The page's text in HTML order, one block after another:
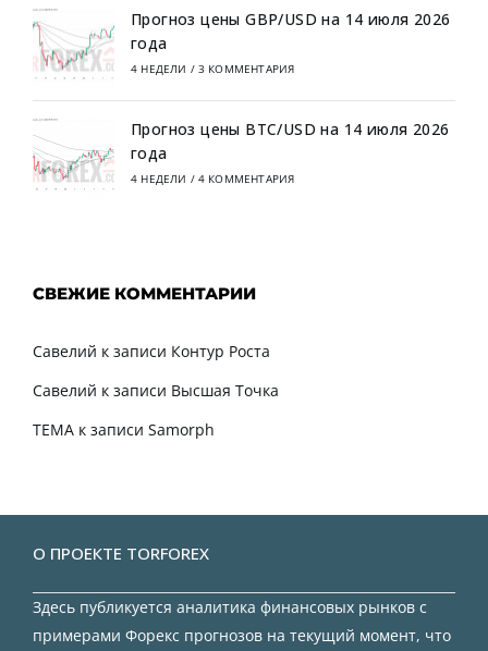
Прогноз цены GBP/USD на 14 июля 2026
года
4 НЕДЕЛИ / 3 КОММЕНТАРИЯ
Прогноз цены BTC/USD на 14 июля 2026
года
4 НЕДЕЛИ / 4 КОММЕНТАРИЯ
СВЕЖИЕ КОММЕНТАРИИ
Савелий к записи Контур Роста
Савелий к записи Высшая Точка
TEMA к записи Samorph
О ПРОЕКТЕ TORFOREX
Здесь публикуется аналитика финансовых рынков с
примерами Форекс прогнозов на текущий момент, что